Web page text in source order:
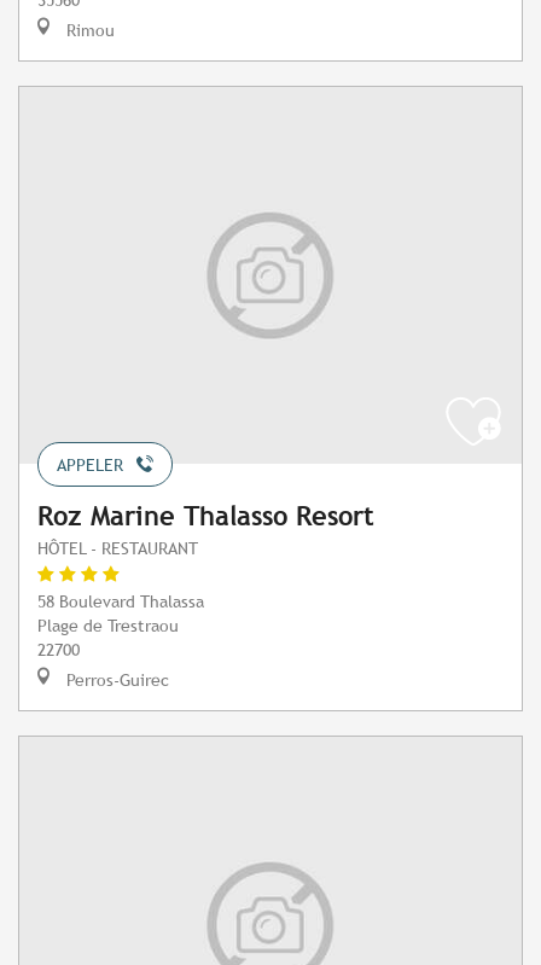
Rimou
APPELER
Roz Marine Thalasso Resort
HÔTEL - RESTAURANT
58 Boulevard Thalassa
Plage de Trestraou
22700
Perros-Guirec